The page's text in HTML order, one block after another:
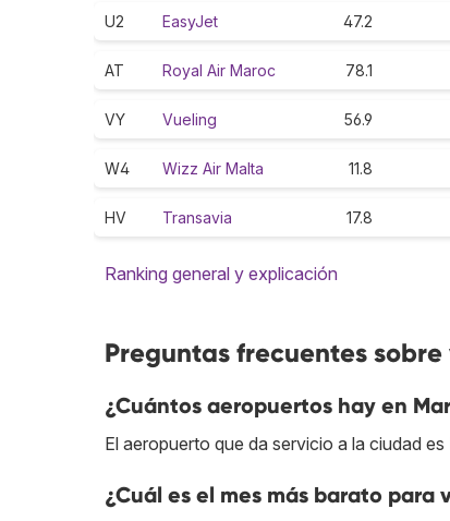
U2 EasyJet 47.2
AT Royal Air Maroc 78.1
VY Vueling 56.9
W4 Wizz Air Malta 11.8
HV Transavia 17.8
Ranking general y explicación
Preguntas frecuentes
¿Cuántos aeropuertos hay en
El aeropuerto que da servicio a la ciudad es
¿Cuál es el mes más barato para